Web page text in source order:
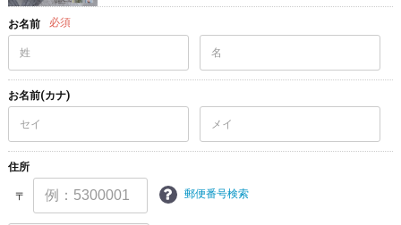
お名前 必須
お名前(カナ)
住所
〒 郵便番号検索